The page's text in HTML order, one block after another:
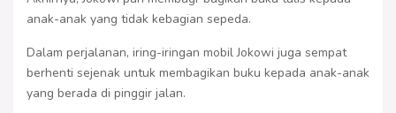
anak-anak yang tidak kebagian sepeda.
Dalam perjalanan, iring-iringan mobil Jokowi juga sempat
berhenti sejenak untuk membagikan buku kepada anak-anak
yang berada di pinggir jalan.